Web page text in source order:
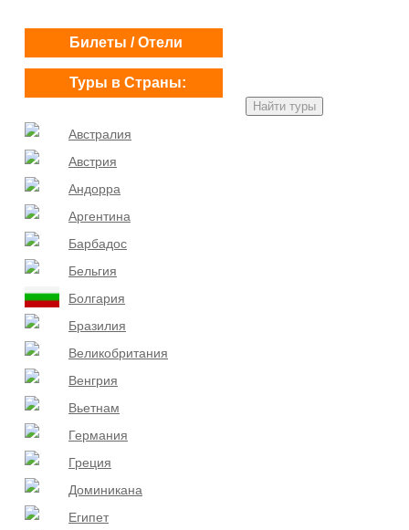
Билеты / Отели
Туры в Страны:
Австралия
Австрия
Андорра
Аргентина
Барбадос
Бельгия
Болгария
Бразилия
Великобритания
Венгрия
Вьетнам
Германия
Греция
Доминикана
Египет